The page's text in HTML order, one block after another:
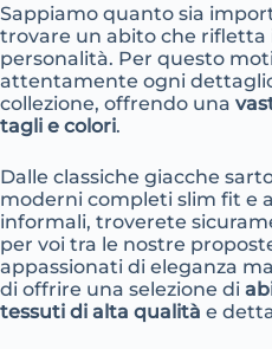
Sappiamo quanto sia
trovare un abito che rifletta
personalità. Per questo
attentamente ogni
collezione, offrendo una
tagli e colori.
Dalle classiche giacche
moderni completi slim fit e
informali, troverete
per voi tra le nostre
appassionati di eleganza
di offrire una selezione di
tessuti di alta qualità e